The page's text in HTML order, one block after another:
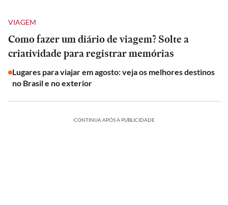
VIAGEM
Como fazer um diário de viagem? Solte a
criatividade para registrar memórias
Lugares para viajar em agosto: veja os melhores destinos
no Brasil e no exterior
CONTINUA APÓS A PUBLICIDADE